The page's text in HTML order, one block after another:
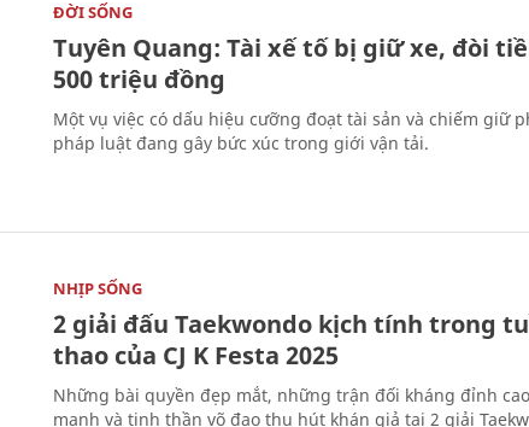
ĐỜI SỐNG
Tuyên Quang: Tài xế tố bị giữ xe, đòi
500 triệu đồng
Một vụ việc có dấu hiệu cưỡng đoạt tài sản và chiếm giữ
pháp luật đang gây bức xúc trong giới vận tải.
NHỊP SỐNG
2 giải đấu Taekwondo kịch tính trong
thao của CJ K Festa 2025
Những bài quyền đẹp mắt, những trận đối kháng đỉnh
mạnh và tinh thần võ đạo thu hút khán giả tại 2 giải